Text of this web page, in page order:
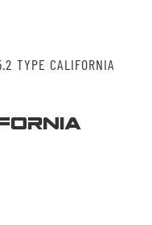
TYPE CALIFORNIA